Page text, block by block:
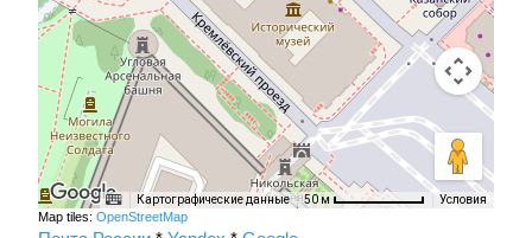
Картографические данные 50 м Условия
Map tiles: OpenStreetMap